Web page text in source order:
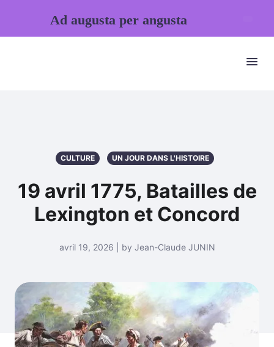
CULTURE UN JOUR DANS L'HISTOIRE
19 avril 1775, Batailles de
Lexington et Concord
avril 19, 2026 | by Jean-Claude JUNIN
Ad augusta per angusta